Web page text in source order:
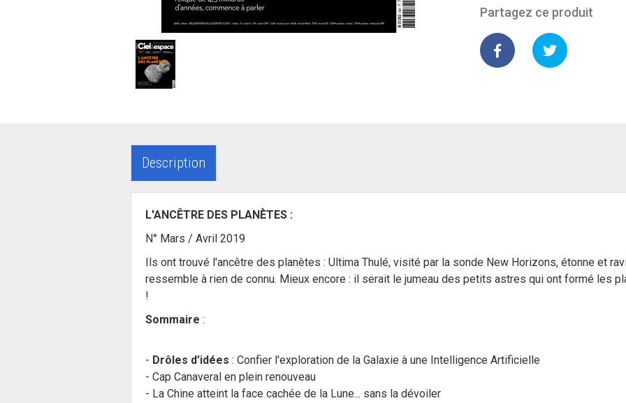
Partagez ce produit
Description
L'ANCÊTRE DES PLANÈTES :
N° Mars / Avril 2019
Ils ont trouvé l'ancêtre des planètes : Ultima Thulé, visité par la sonde New Horizons, étonne et
ressemble à rien de connu. Mieux encore : il serait le jumeau des petits astres qui ont formé les
!
Sommaire :
- Drôles d’idées : Confier l'exploration de la Galaxie à une Intelligence Artificielle
- Cap Canaveral en plein renouveau
- La Chine atteint la face cachée de la Lune... sans la dévoiler